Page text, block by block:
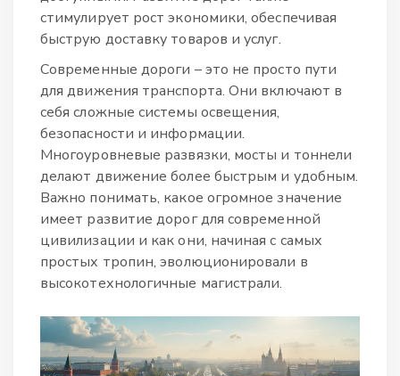
стимулирует рост экономики, обеспечивая
быструю доставку товаров и услуг.
Современные дороги – это не просто пути
для движения транспорта. Они включают в
себя сложные системы освещения,
безопасности и информации.
Многоуровневые развязки, мосты и тоннели
делают движение более быстрым и удобным.
Важно понимать, какое огромное значение
имеет развитие дорог для современной
цивилизации и как они, начиная с самых
простых тропин, эволюционировали в
высокотехнологичные магистрали.